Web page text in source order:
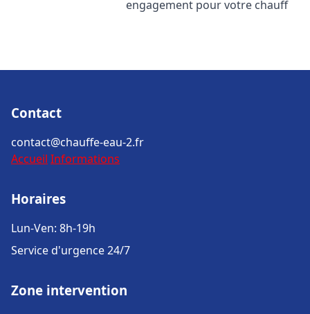
engagement pour votre chauff
Contact
contact@chauffe-eau-2.fr
Accueil Informations
Horaires
Lun-Ven: 8h-19h
Service d'urgence 24/7
Zone intervention